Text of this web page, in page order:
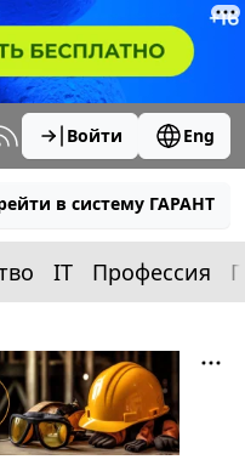
Войти Eng
в систему ГАРАНТ
IT Профессия